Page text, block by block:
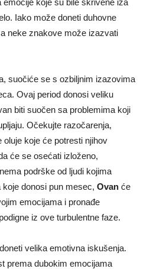
Iako može doneti duhovne
neke znakove može izazvati
suočiće se s ozbiljnim izazovima
Ovaj period donosi veliku
biti suočen sa problemima koji
Očekujte razočarenja,
koje će potresti njihov
će se osećati izloženo,
podrške od ljudi kojima
donosi pun mesec, Ovan će
emocijama i pronađe
iz ove turbulentne faze.
velika emotivna iskušenja.
prema dubokim emocijama